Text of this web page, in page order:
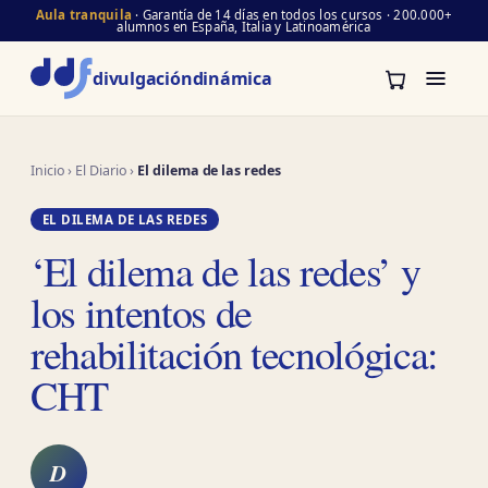
Aula tranquila · Garantía de 14 días en todos los cursos · 200.000+
alumnos en España, Italia y Latinoamérica
divulgacióndinámica
Inicio› El Diario› El dilema de las redes
EL DILEMA DE LAS REDES
‘El dilema de las redes’ y
los intentos de
rehabilitación tecnológica:
CHT
D